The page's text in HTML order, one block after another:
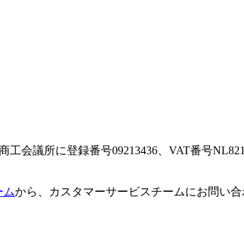
工会議所に登録番号09213436、VAT番号
ムから、カスタマーサービスチームにお問い合